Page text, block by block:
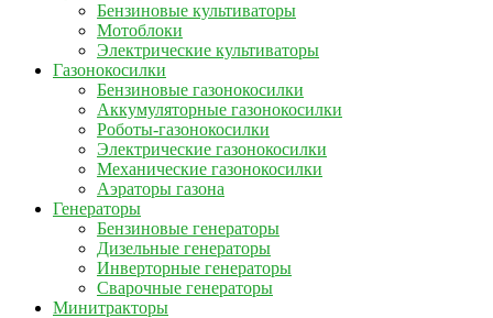
Бензиновые культиваторы
Мотоблоки
Электрические культиваторы
Газонокосилки
Бензиновые газонокосилки
Аккумуляторные газонокосилки
Роботы-газонокосилки
Электрические газонокосилки
Механические газонокосилки
Аэраторы газона
Генераторы
Бензиновые генераторы
Дизельные генераторы
Инверторные генераторы
Сварочные генераторы
Минитракторы